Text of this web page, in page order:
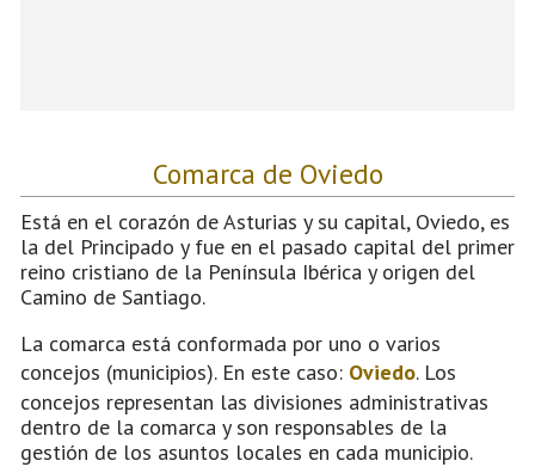
Comarca de Oviedo
Está en el corazón de Asturias y su capital, Oviedo, es
la del Principado y fue en el pasado capital del primer
reino cristiano de la Península Ibérica y origen del
Camino de Santiago.
La comarca está conformada por uno o varios
concejos (municipios). En este caso: Oviedo. Los
concejos representan las divisiones administrativas
dentro de la comarca y son responsables de la
gestión de los asuntos locales en cada municipio.